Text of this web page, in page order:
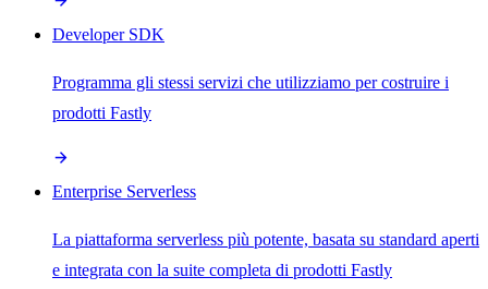
Developer SDK
Programma gli stessi servizi che utilizziamo per costruire i
prodotti Fastly
Enterprise Serverless
La piattaforma serverless più potente, basata su standard aperti
e integrata con la suite completa di prodotti Fastly